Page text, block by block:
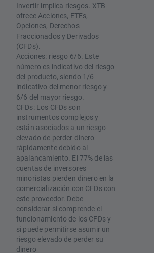
Invertir implica riesgos. XTB
ofrece Acciones, ETFs,
Opciones, Derechos
Fraccionados y Derivados
(CFDs).
Acciones: riesgo 6/6. Este
número es indicativo del riesgo
del producto, siendo 1/6
indicativo del menor riesgo y
6/6 del mayor riesgo.
CFDs: Los CFDs son
instrumentos complejos y
están asociados a un riesgo
elevado de perder dinero
rápidamente debido al
apalancamiento. El 77% de las
cuentas de inversores
minoristas pierden dinero en la
comercialización con CFDs con
este proveedor. Debe
considerar si comprende el
funcionamiento de los CFDs y
si puede permitirse asumir un
riesgo elevado de perder su
dinero